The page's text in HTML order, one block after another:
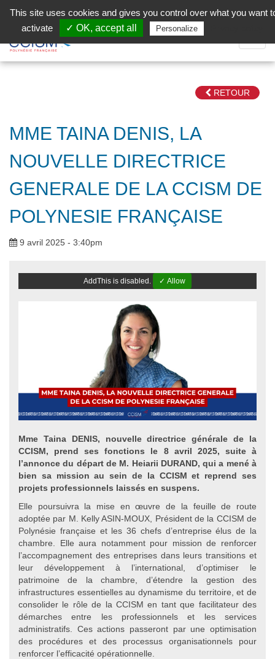
Facebook (Customer Chat) is disabled.
la
RETOUR
MME TAINA DENIS, LA
NOUVELLE DIRECTRICE
GENERALE DE LA CCISM DE
POLYNESIE FRANÇAISE
9 avril 2025 - 3:40pm
AddThis is disabled. ✓ Allow
Mme Taina DENIS, nouvelle directrice générale de la
CCISM, prend ses fonctions le 8 avril 2025, suite à
l’annonce du départ de M. Heiarii DURAND, qui a mené à
bien sa mission au sein de la CCISM et reprend ses
projets professionnels laissés en suspens.
Elle poursuivra la mise en œuvre de la feuille de route
adoptée par M. Kelly ASIN-MOUX, Président de la CCISM de
Polynésie française et les 36 chefs d’entreprise élus de la
chambre. Elle aura notamment pour mission de renforcer
l’accompagnement des entreprises dans leurs transitions et
leur développement à l’international, d’optimiser le
patrimoine de la chambre, d’étendre la gestion des
infrastructures essentielles au dynamisme du territoire, et de
consolider le rôle de la CCISM en tant que facilitateur des
démarches entre les professionnels et les services
administratifs. Ces actions passeront par une optimisation
des procédures et des processus organisationnels pour
renforcer l’efficacité opérationnelle.
This site uses cookies and gives you control over what you want
activate
✓ OK, accept all Personalize